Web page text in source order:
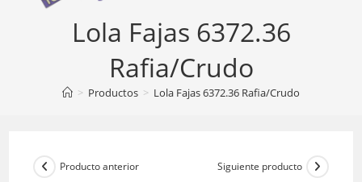
Lola Fajas 6372.36
Rafia/Crudo
> Productos > Lola Fajas 6372.36 Rafia/Crudo
Producto anterior Siguiente producto